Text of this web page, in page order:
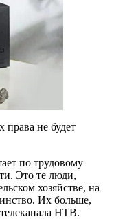
права не будет
по трудовому
Это те люди,
хозяйстве, на
Их больше,
НТВ.